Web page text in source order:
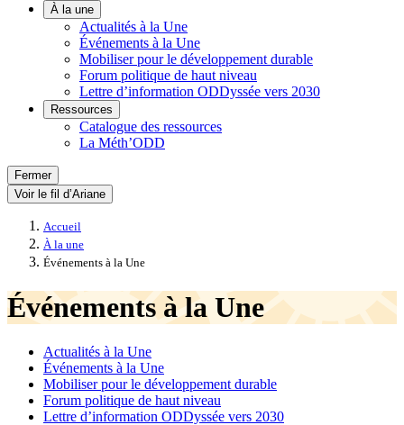
À la une
Actualités à la Une
Événements à la Une
Mobiliser pour le développement durable
Forum politique de haut niveau
Lettre d’information ODDyssée vers 2030
Ressources
Catalogue des ressources
La Méth’ODD
Fermer
Voir le fil d’Ariane
Accueil
À la une
Événements à la Une
Événements à la Une
Actualités à la Une
Événements à la Une
Mobiliser pour le développement durable
Forum politique de haut niveau
Lettre d’information ODDyssée vers 2030